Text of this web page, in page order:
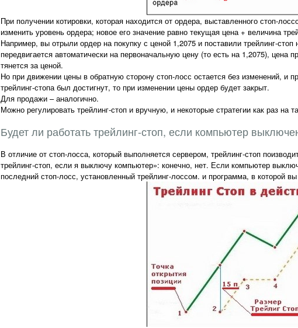
При получении котировки, которая находится от ордера, выставленного стоп-
изменить уровень ордера; новое его значение равно текущая цена + величина
Например, вы отрыли ордер на покупку с ценой 1,2075 и поставили трейлинг-
передвигается автоматически на первоначальную цену (то есть на 1,2075),
тянется за ценой.
Но при движении цены в обратную сторону стоп-лосс остается без изменений, и
трейлинг-стопа был достигнут, то при изменении цены ордер будет закрыт.
Для продажи – аналогично.
Можно регулировать трейлинг-стоп и вручную, и некоторые стратегии как раз на
Будет ли работать трейлинг-стоп, если компьютер
В отличие от стоп-лосса, который выполняется сервером, трейлинг-стоп
трейлинг-стоп, если я выключу компьютер»: конечно, нет. Если компьютер
последний стоп-лосс, установленный трейлинг-лоссом. и программа, в которой